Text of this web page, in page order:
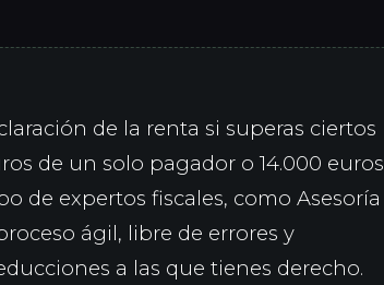
de la renta si superas ciertos
de un solo pagador o 14.000 euros
de expertos fiscales, como Asesoría
ágil, libre de errores y
a las que tienes derecho.